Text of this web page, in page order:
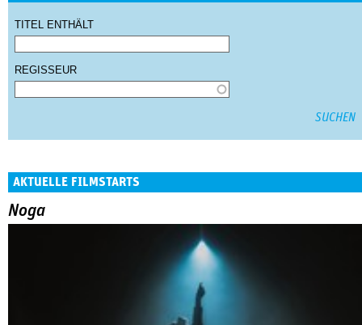
TITEL ENTHÄLT
REGISSEUR
AKTUELLE FILMSTARTS
Noga